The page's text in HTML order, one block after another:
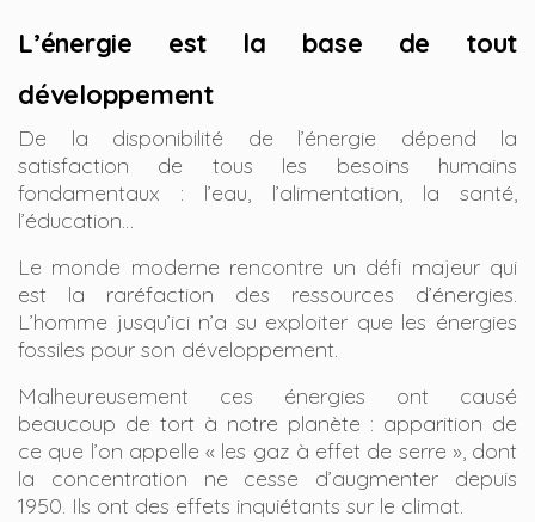
L’énergie est la base de tout
développement
De la disponibilité de l’énergie dépend la
satisfaction de tous les besoins humains
fondamentaux : l’eau, l’alimentation, la santé,
l’éducation…
Le monde moderne rencontre un défi majeur qui
est la raréfaction des ressources d’énergies.
L’homme jusqu’ici n’a su exploiter que les énergies
fossiles pour son développement.
Malheureusement ces énergies ont causé
beaucoup de tort à notre planète : apparition de
ce que l’on appelle « les gaz à effet de serre », dont
la concentration ne cesse d’augmenter depuis
1950. Ils ont des effets inquiétants sur le climat.